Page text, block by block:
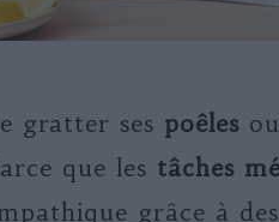
gratter ses poêlesou
que les tâches
grâce à des